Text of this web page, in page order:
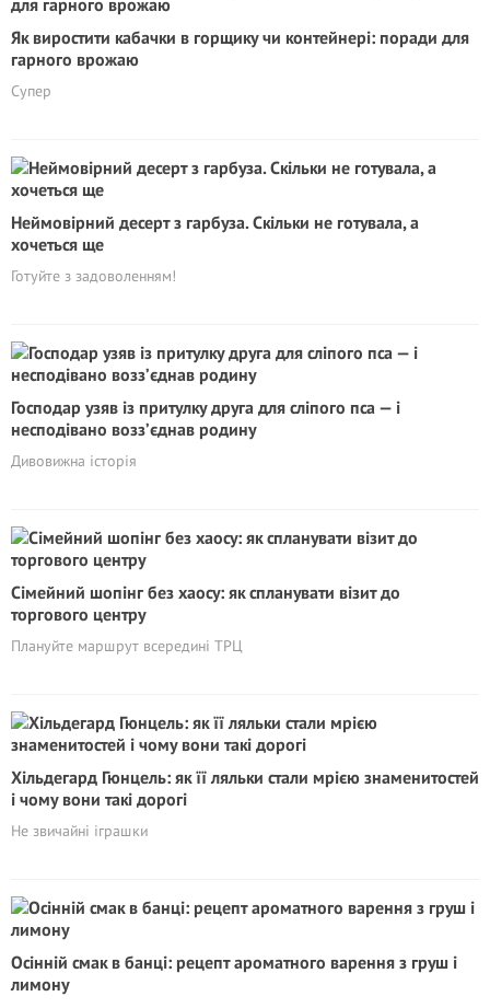
Як виростити кабачки в горщику чи контейнері: поради для
гарного врожаю
Супер
Неймовірний десерт з гарбуза. Скільки не готувала, а
хочеться ще
Готуйте з задоволенням!
Господар узяв із притулку друга для сліпого пса — і
несподівано возз’єднав родину
Дивовижна історія
Сімейний шопінг без хаосу: як спланувати візит до
торгового центру
Плануйте маршрут всередині ТРЦ
Хільдегард Гюнцель: як її ляльки стали мрією знаменитостей
і чому вони такі дорогі
Не звичайні іграшки
Осінній смак в банці: рецепт ароматного варення з груш і
лимону